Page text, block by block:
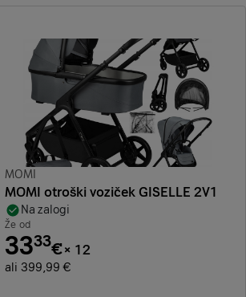
Znamka:
MOMI
MOMI otroški voziček GISELLE 2V1
Na zalogi
Že od
3333€× 12
ali 399,99 €